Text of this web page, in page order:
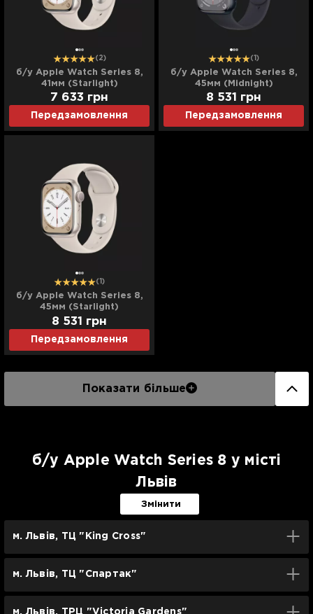
(2)
б/у Apple Watch Series 8,
41мм (Starlight)
Передзамовлення
7 633 грн
(1)
б/у Apple Watch Series 8,
45мм (Midnight)
Передзамовлення
8 531 грн
(1)
б/у Apple Watch Series 8,
45мм (Starlight)
Передзамовлення
8 531 грн
Показати більше
б/у Apple Watch Series 8 у місті
Львів
Змінити
м. Львів, ТЦ "King Cross"
м. Львів, ТЦ "Спартак"
м. Львів, ТРЦ "Victoria Gardens"